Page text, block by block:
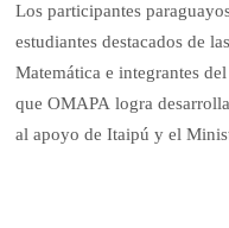
Los participantes
estudiantes destacados de
Matemática e integrantes
que OMAPA logra
al apoyo de Itaipú y el